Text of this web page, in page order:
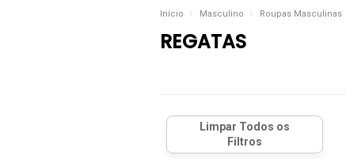
Início Masculino Roupas Masculinas
REGATAS